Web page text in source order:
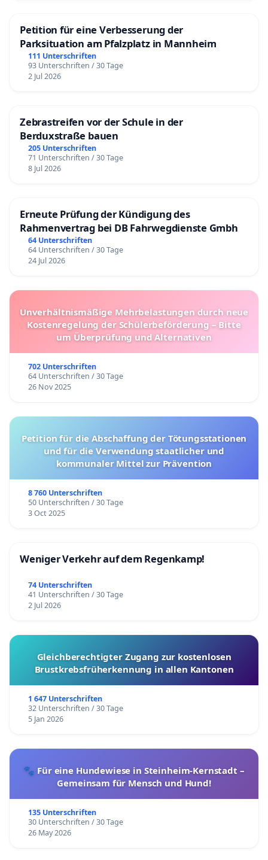
Petition für eine Verbesserung der
Parksituation am Pfalzplatz in Mannheim
111 Unterschriften
93 Unterschriften / 30 Tage
2 Jul 2026
Zebrastreifen vor der Schule in der
Berduxstraße bauen
205 Unterschriften
71 Unterschriften / 30 Tage
8 Jul 2026
Erneute Prüfung der Kündigung des
Rahmenvertrag bei DB Fahrwegdienste Gmbh
64 Unterschriften
64 Unterschriften / 30 Tage
24 Jul 2026
Unverhältnismäßige Mehrbelastungen durch neue
Kostenregelung der Schülerbeförderung – Bitte
um Überprüfung und Alternativen
702 Unterschriften
64 Unterschriften / 30 Tage
26 Nov 2025
Petition für die Abschaffung der Tötungsstationen
und für die Verwendung staatlicher und
kommunaler Mittel zur Prävention
8 760 Unterschriften
50 Unterschriften / 30 Tage
3 Oct 2025
Weniger Verkehr auf dem Regenkamp!
74 Unterschriften
41 Unterschriften / 30 Tage
2 Jul 2026
Gleichberechtigter Zugang zur kostenlosen
Brustkrebsfrüherkennung in allen Kantonen
1 647 Unterschriften
32 Unterschriften / 30 Tage
5 Jan 2026
🐾 Für eine Hundewiese in Steinheim-Kernstadt –
Gemeinsam für Mensch und Hund!
135 Unterschriften
30 Unterschriften / 30 Tage
26 May 2026